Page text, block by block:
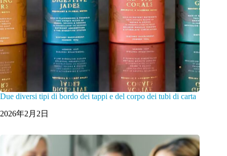
Due diversi tipi di bordo dei tappi e del corpo dei tubi di carta
2026年2月2日